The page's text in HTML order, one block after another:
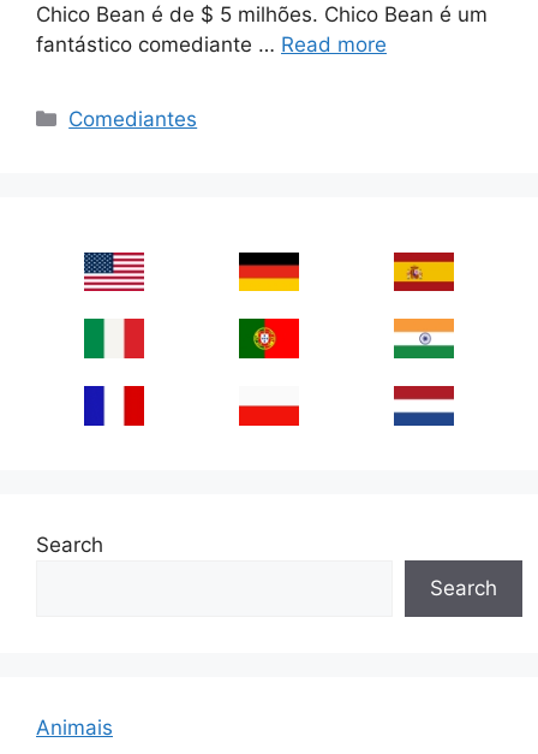
Chico Bean é de $ 5 milhões. Chico Bean é um
fantástico comediante … Read more
Categories
Comediantes
Search
Search
Animais